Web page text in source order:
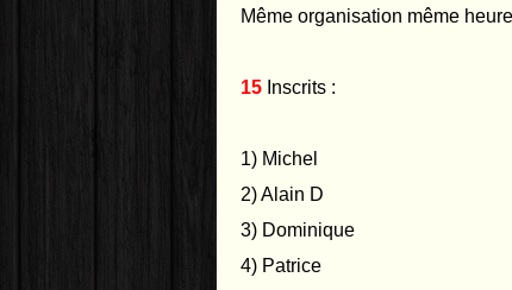
Même organisation même
15 Inscrits :
1) Michel
2) Alain D
3) Dominique
4) Patrice